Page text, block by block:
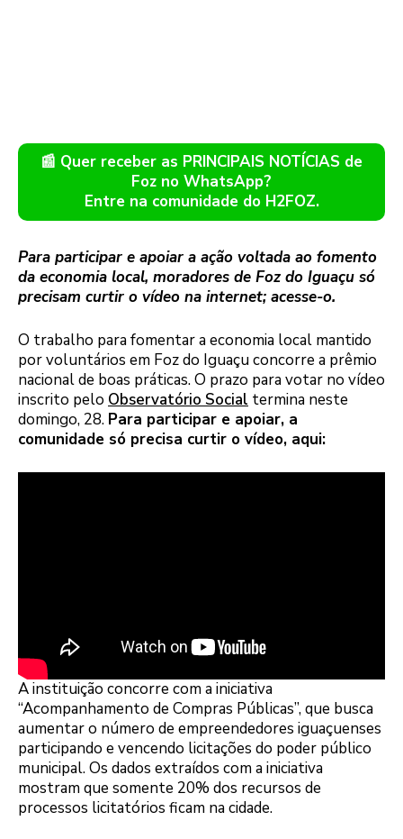
📰 Quer receber as PRINCIPAIS NOTÍCIAS de
Foz no WhatsApp?
Entre na comunidade do H2FOZ.
Para participar e apoiar a ação voltada ao fomento
da economia local, moradores de Foz do Iguaçu só
precisam curtir o vídeo na internet; acesse-o.
O trabalho para fomentar a economia local mantido
por voluntários em Foz do Iguaçu concorre a prêmio
nacional de boas práticas. O prazo para votar no vídeo
inscrito pelo Observatório Social termina neste
domingo, 28. Para participar e apoiar, a
comunidade só precisa curtir o vídeo, aqui:
A instituição concorre com a iniciativa
“Acompanhamento de Compras Públicas”, que busca
aumentar o número de empreendedores iguaçuenses
participando e vencendo licitações do poder público
municipal. Os dados extraídos com a iniciativa
mostram que somente 20% dos recursos de
processos licitatórios ficam na cidade.